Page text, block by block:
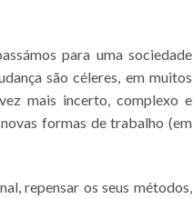
para uma sociedade
são céleres, em muitos
mais incerto, complexo e
formas de trabalho (em
repensar os seus métodos,